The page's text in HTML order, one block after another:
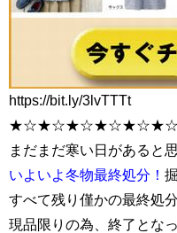
https://bit.ly/3lvTTTt
まだまだ寒い日があると
いよいよ冬物最終処分！
すべて残り僅かの最終処
現品限りの為、終了とな